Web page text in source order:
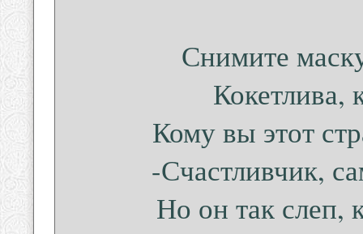
Снимите
Кокетлива,
Кому вы этот
-Счастливчик,
Но он так слеп,